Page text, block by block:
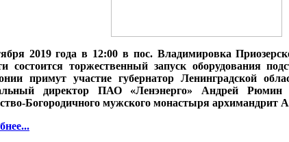
2019 года в 12:00 в пос. Владимировка
состоится торжественный запуск оборудования
примут участие губернатор Ленинградской
директор ПАО «Ленэнерго» Андрей Рюмин
Богородичного мужского монастыря архимандрит